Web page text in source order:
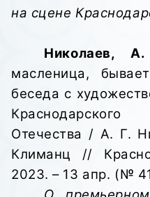
на сцене
Николаев,
масленица,
беседа с
Отечества / А. Г.
Климанц //
2023. – 13 апр. (№